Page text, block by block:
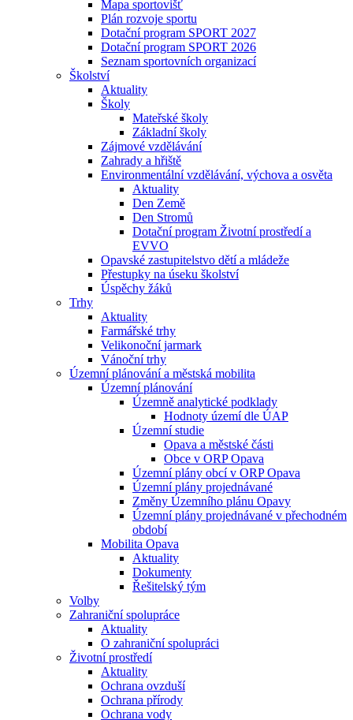
Mapa sportovišť
Plán rozvoje sportu
Dotační program SPORT 2027
Dotační program SPORT 2026
Seznam sportovních organizací
Školství
Aktuality
Školy
Mateřské školy
Základní školy
Zájmové vzdělávání
Zahrady a hřiště
Environmentální vzdělávání, výchova a osvěta
Aktuality
Den Země
Den Stromů
Dotační program Životní prostředí a
EVVO
Opavské zastupitelstvo dětí a mládeže
Přestupky na úseku školství
Úspěchy žáků
Trhy
Aktuality
Farmářské trhy
Velikonoční jarmark
Vánoční trhy
Územní plánování a městská mobilita
Územní plánování
Územně analytické podklady
Hodnoty území dle ÚAP
Územní studie
Opava a městské části
Obce v ORP Opava
Územní plány obcí v ORP Opava
Územní plány projednávané
Změny Územního plánu Opavy
Územní plány projednávané v přechodném
období
Mobilita Opava
Aktuality
Dokumenty
Řešitelský tým
Volby
Zahraniční spolupráce
Aktuality
O zahraniční spolupráci
Životní prostředí
Aktuality
Ochrana ovzduší
Ochrana přírody
Ochrana vody